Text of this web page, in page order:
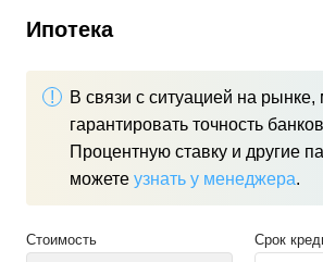
Ипотека
В связи с ситуацией на
гарантировать точность
Процентную ставку и другие
можете узнать у менеджера.
Стоимость Срок